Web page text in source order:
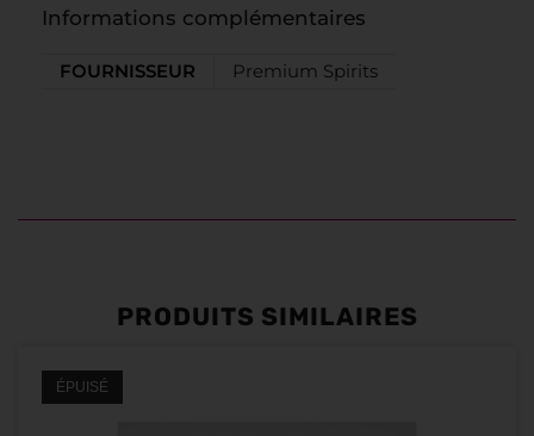
Informations complémentaires
FOURNISSEUR Premium Spirits
PRODUITS SIMILAIRES
ÉPUISÉ